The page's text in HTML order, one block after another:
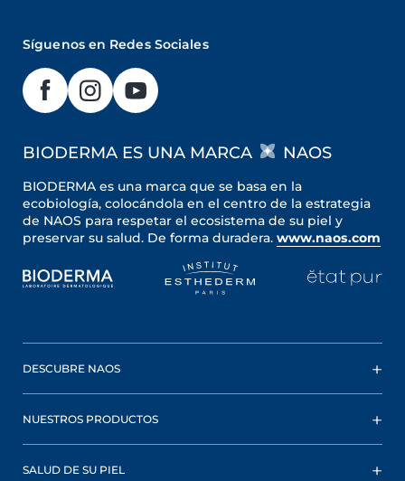
Síguenos en Redes Sociales
BIODERMA ES UNA MARCA NAOS
BIODERMA es una marca que se basa en la
ecobiología, colocándola en el centro de la estrategia
de NAOS para respetar el ecosistema de su piel y
preservar su salud. De forma duradera. www.naos.com
DESCUBRE NAOS
NUESTROS PRODUCTOS
SALUD DE SU PIEL